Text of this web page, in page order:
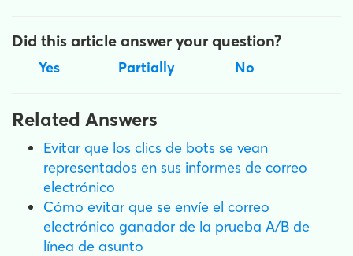
Did this article answer your question?
Yes Partially No
Related Answers
Evitar que los clics de bots se vean
representados en sus informes de correo
electrónico
Cómo evitar que se envíe el correo
electrónico ganador de la prueba A/B de
línea de asunto